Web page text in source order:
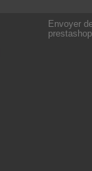
Envoyer
prestashop